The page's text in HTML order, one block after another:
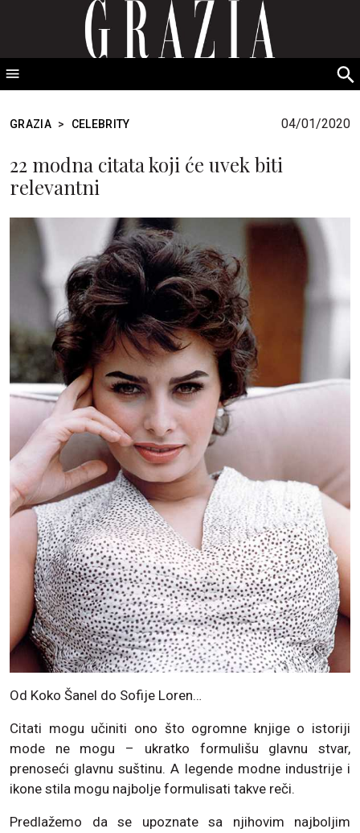
GRAZIA Srbija
GRAZIA > CELEBRITY 04/01/2020
22 modna citata koji će uvek biti
relevantni
Od Koko Šanel do Sofije Loren…
Citati mogu učiniti ono što ogromne knjige o istoriji
mode ne mogu – ukratko formulišu glavnu stvar,
prenoseći glavnu suštinu. A legende modne industrije i
ikone stila mogu najbolje formulisati takve reči.
Predlažemo da se upoznate sa njihovim najboljim